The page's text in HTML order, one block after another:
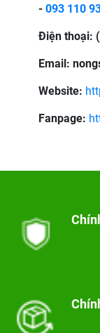
- 093 110
Điện thoại:
Email:
Website:
Fanpage: